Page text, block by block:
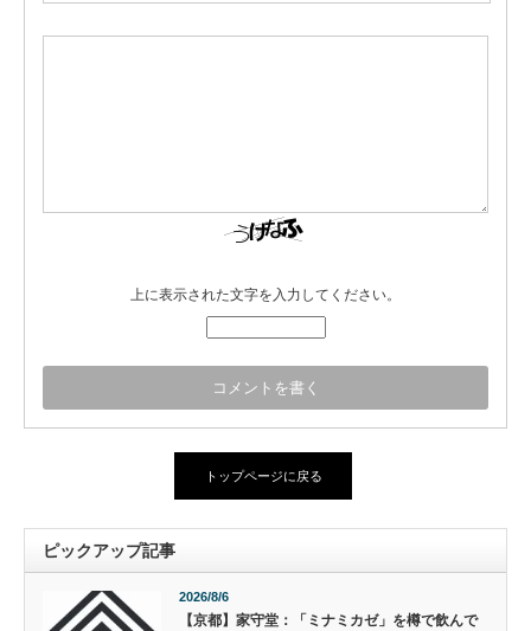
上に表示された文字を入力してください。
トップページに戻る
ピックアップ記事
2026/8/6
【京都】家守堂：「ミナミカゼ」を樽で飲んで